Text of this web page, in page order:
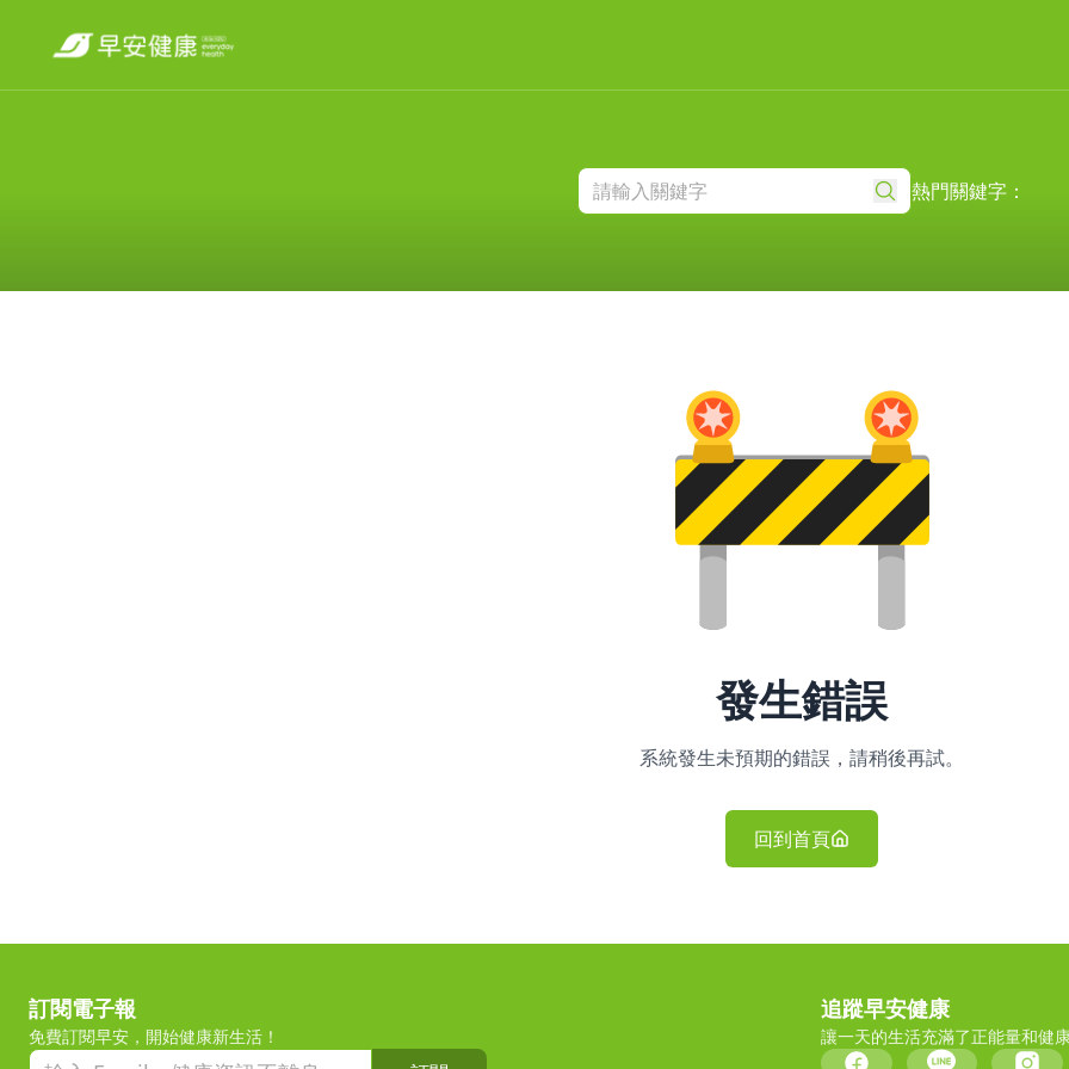
熱門關鍵字：
發生錯誤
系統發生未預期的錯誤，請稍後再試。
回到首頁
訂閱電子報
免費訂閱早安，開始健康新生活！
追蹤早安健康
讓一天的生活充滿了正能量和健